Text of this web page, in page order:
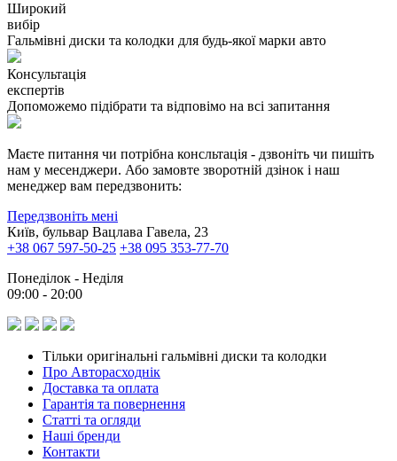
Широкий
вибір
Гальмівні диски та колодки для будь-якої марки авто
Консультація
експертів
Допоможемо підібрати та відповімо на всі запитання
Маєте питання чи потрібна консльтація - дзвоніть чи пишіть
нам у месенджери. Або замовте зворотній дзінок і наш
менеджер вам передзвонить:
Передзвоніть мені
Київ, бульвар Вацлава Гавела, 23
+38 067 597-50-25 +38 095 353-77-70
Понеділок - Неділя
09:00 - 20:00
Тільки оригінальні гальмівні диски та колодки
Про Авторасходнік
Доставка та оплата
Гарантія та повернення
Статті та огляди
Наші бренди
Контакти